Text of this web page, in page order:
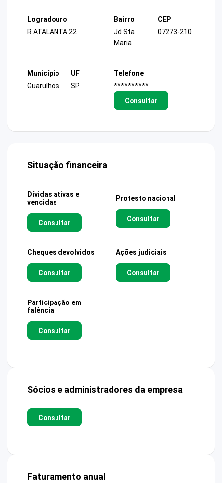
Logradouro
R ATALANTA 22
Bairro
Jd Sta
Maria
CEP
07273-210
Município
Guarulhos
UF
SP
Telefone
**********
Consultar
Situação financeira
Dívidas ativas e
vencidas
Consultar
Protesto nacional
Consultar
Cheques devolvidos
Consultar
Ações judiciais
Consultar
Participação em
falência
Consultar
Sócios e administradores da empresa
Consultar
Faturamento anual